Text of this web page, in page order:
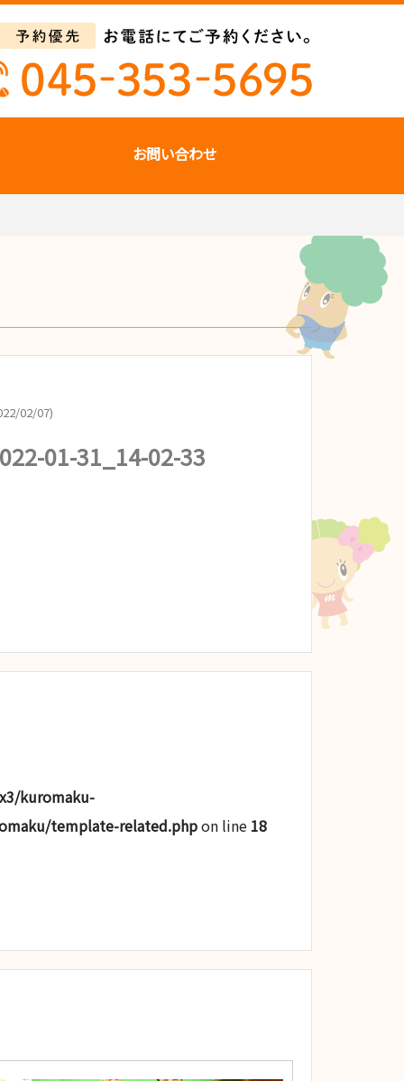
お問い合わせ
02/07)
01-31_14-02-33
kuromaku-
template-related.phpon line 18